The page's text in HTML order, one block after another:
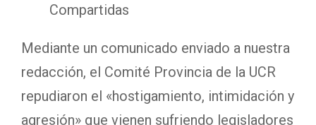
Compartidas
Mediante un comunicado enviado a nuestra
redacción, el Comité Provincia de la UCR
repudiaron el «hostigamiento, intimidación y
agresión» que vienen sufriendo legisladores